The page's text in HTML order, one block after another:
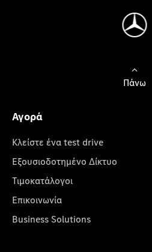
Πάνω
Αγορά
Κλείστε ένα test drive
Εξουσιοδοτημένο Δίκτυο
Τιμοκατάλογοι
Επικοινωνία
Business Solutions